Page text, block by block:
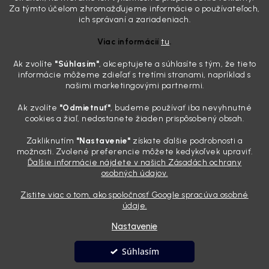
Za týmto účelom zhromažďujeme informácie o používateľoch,
ich správaní a zariadeniach.
Viac informáciítu.
Ak zvolíte "Súhlasím", akceptujete a súhlasíte s tým, že tieto
informácie môžeme zdieľať s tretími stranami, napríklad s
našimi marketingovými partnermi.
Ak zvolíte "Odmietnuť", budeme používať iba nevyhnutné
cookies a žiaľ, nedostanete žiaden prispôsobený obsah.
Zakliknutím "Nastavenie" získate ďalšie podrobnosti a
možnosti. Zvolené preferencie môžete kedykoľvek upraviť.
Ďalšie informácie nájdete v našich Zásadách ochrany
osobných údajov.
Zistite viac o tom, ako spoločnosť Google spracúva osobné
údaje.
Nastavenie
Súhlasím
svoje, plexisklo začne svetlo rozptyľovať namiesto to...
Zabudnite na handru. Ak chcete mať auto naozaj čisté,
Poznáte ten moment. Vonku svieti slnko, vy sedíte v čerstvo
„upratanom“ aute, no pri pohľade na palubnú dosku vás ide poraziť. V
mriežkach ventilácie, okolo tlačidiel a v švíkoch sedačiek na vás stále
drzo pozerá prach. Handra ani vysávač tam jednodu...
Detailing nemusí stáť výplatu: 5 kúskov autokozmetiky,
31.7.2026
Sobotné ráno, káva v ruke a pred vami zaprášená kapota. Pre
niekoho nuda, pre nás najlepší relax. Lenže keď si v košíku spočítate
pokaziť náladu. Dobrá správa je, že aj profi výbava ...
Vytvoril Shoptet